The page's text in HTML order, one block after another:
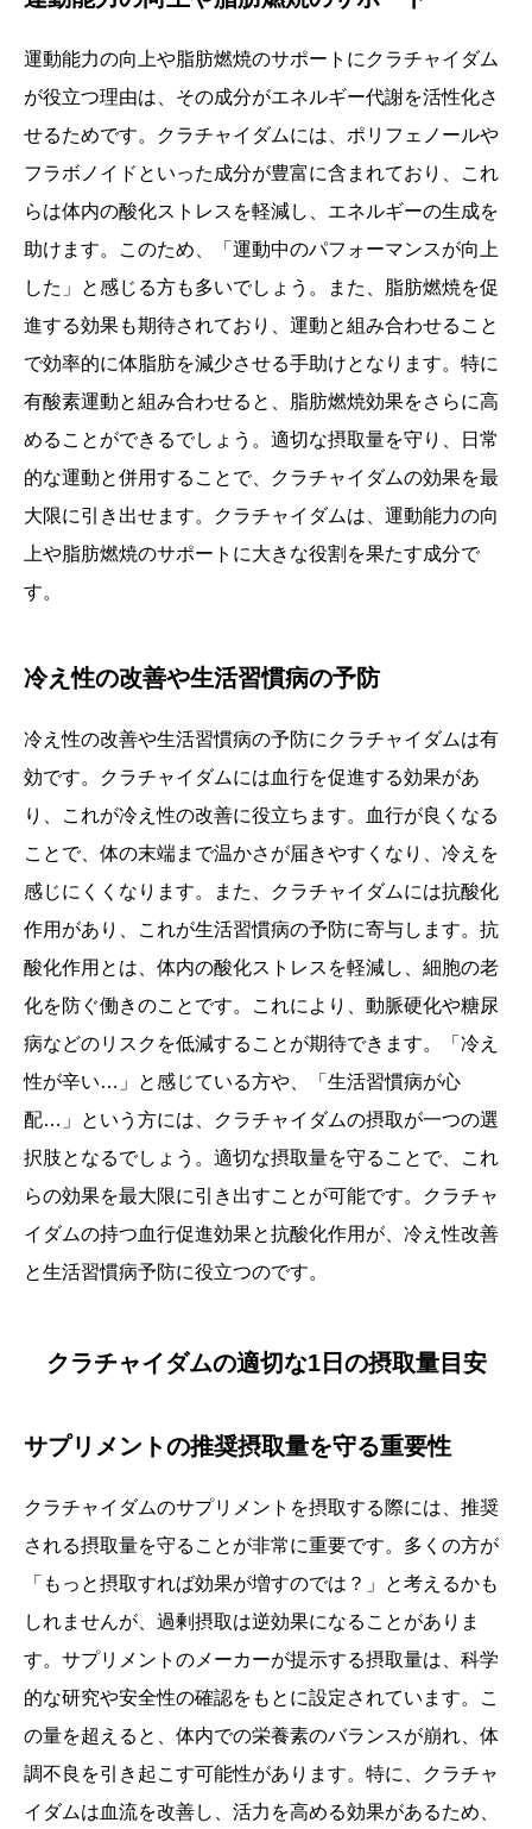
運動能力の向上や脂肪燃焼のサポートにクラチャイダム
が役立つ理由は、その成分がエネルギー代謝を活性化さ
せるためです。クラチャイダムには、ポリフェノールや
フラボノイドといった成分が豊富に含まれており、これ
らは体内の酸化ストレスを軽減し、エネルギーの生成を
助けます。このため、「運動中のパフォーマンスが向上
した」と感じる方も多いでしょう。また、脂肪燃焼を促
進する効果も期待されており、運動と組み合わせること
で効率的に体脂肪を減少させる手助けとなります。特に
有酸素運動と組み合わせると、脂肪燃焼効果をさらに高
めることができるでしょう。適切な摂取量を守り、日常
的な運動と併用することで、クラチャイダムの効果を最
大限に引き出せます。クラチャイダムは、運動能力の向
上や脂肪燃焼のサポートに大きな役割を果たす成分で
す。
冷え性の改善や生活習慣病の予防
冷え性の改善や生活習慣病の予防にクラチャイダムは有
効です。クラチャイダムには血行を促進する効果があ
り、これが冷え性の改善に役立ちます。血行が良くなる
ことで、体の末端まで温かさが届きやすくなり、冷えを
感じにくくなります。また、クラチャイダムには抗酸化
作用があり、これが生活習慣病の予防に寄与します。抗
酸化作用とは、体内の酸化ストレスを軽減し、細胞の老
化を防ぐ働きのことです。これにより、動脈硬化や糖尿
病などのリスクを低減することが期待できます。「冷え
性が辛い…」と感じている方や、「生活習慣病が心
配…」という方には、クラチャイダムの摂取が一つの選
択肢となるでしょう。適切な摂取量を守ることで、これ
らの効果を最大限に引き出すことが可能です。クラチャ
イダムの持つ血行促進効果と抗酸化作用が、冷え性改善
と生活習慣病予防に役立つのです。
クラチャイダムの適切な1日の摂取量目安
サプリメントの推奨摂取量を守る重要性
クラチャイダムのサプリメントを摂取する際には、推奨
される摂取量を守ることが非常に重要です。多くの方が
「もっと摂取すれば効果が増すのでは？」と考えるかも
しれませんが、過剰摂取は逆効果になることがありま
す。サプリメントのメーカーが提示する摂取量は、科学
的な研究や安全性の確認をもとに設定されています。こ
の量を超えると、体内での栄養素のバランスが崩れ、体
調不良を引き起こす可能性があります。特に、クラチャ
イダムは血流を改善し、活力を高める効果があるため、